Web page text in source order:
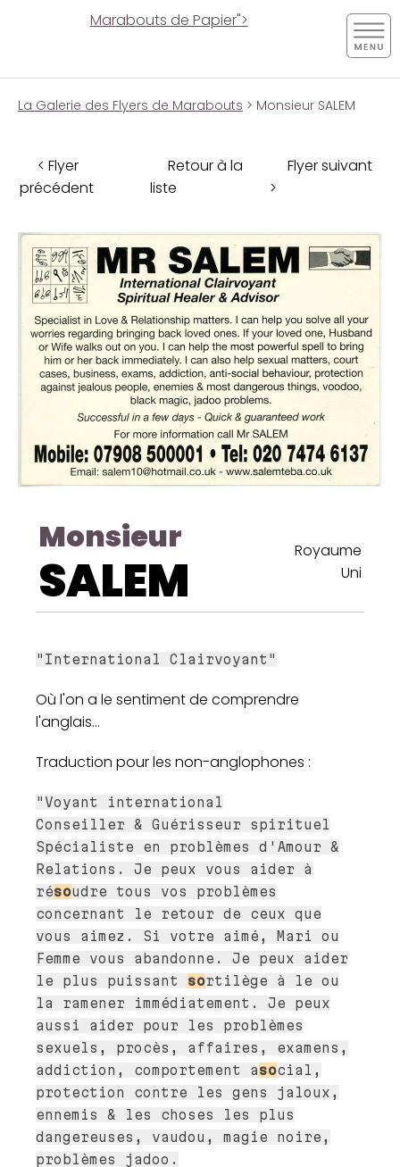
Marabouts de Papier">
La Galerie des Flyers de Marabouts > Monsieur SALEM
< Flyer
précédent
Retour à la
liste
Flyer suivant
>
Monsieur
SALEM
Royaume
Uni
"International Clairvoyant"
Où l'on a le sentiment de comprendre
l'anglais...
Traduction pour les non-anglophones :
"Voyant international
Conseiller & Guérisseur spirituel
Spécialiste en problèmes d'Amour &
Relations. Je peux vous aider à
résoudre tous vos problèmes
concernant le retour de ceux que
vous aimez. Si votre aimé, Mari ou
Femme vous abandonne. Je peux aider
le plus puissant sortilège à le ou
la ramener immédiatement. Je peux
aussi aider pour les problèmes
sexuels, procès, affaires, examens,
addiction, comportement asocial,
protection contre les gens jaloux,
ennemis & les choses les plus
dangereuses, vaudou, magie noire,
problèmes jadoo.